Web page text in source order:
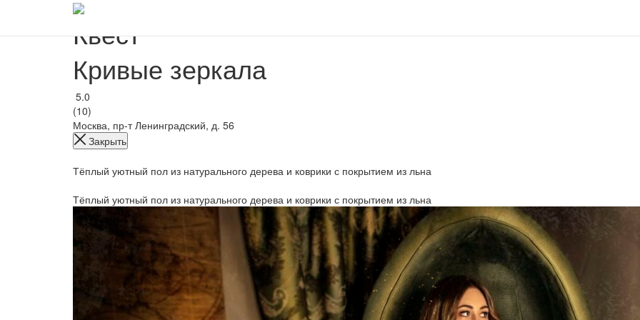
Квест
Кривые зеркала
5.0
(10)
Москва, пр-т Ленинградский, д. 56
Закрыть
Тёплый уютный пол из натурального дерева и коврики с покрытием из льна
Тёплый уютный пол из натурального дерева и коврики с покрытием из льна